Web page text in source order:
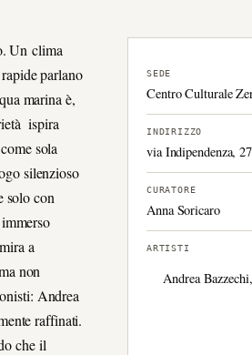
Un clima
parlano
marina è,
ispira
sola
silenzioso
solo con
a
non
Andrea
raffinati.
che il
SEDE
Centro Culturale
INDIRIZZO
via Indipendenza, 27
CURATORE
Anna Soricaro
ARTISTI
Andrea